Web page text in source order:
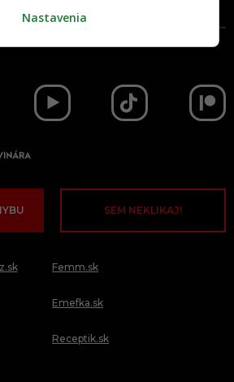
SEM NEKLIKAJ!
Femm.sk
Emefka.sk
Receptik.sk
Nastavenia